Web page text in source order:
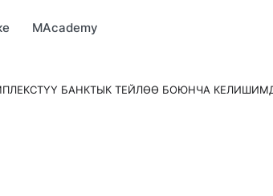
MAcademy
БАНКТЫК ТЕЙЛӨӨ БОЮНЧА